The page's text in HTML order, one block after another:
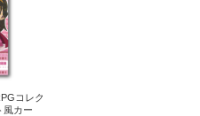
コレク
カー